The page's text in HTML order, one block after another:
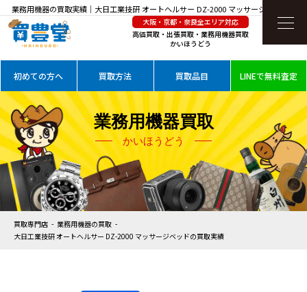
業務用機器の買取実績｜大日工業技研 オートヘルサー DZ-2000 マッサージベッドを高
価買取
大阪・京都・奈良全エリア対応
高価買取・出張買取・業務用機器買取
かいほうどう
初めての方へ 買取方法 買取品目 LINEで無料査定
業務用機器買取
かいほうどう
買取専門店
業務用機器の買取
大日工業技研 オートヘルサー DZ-2000 マッサージベッドの買取実績